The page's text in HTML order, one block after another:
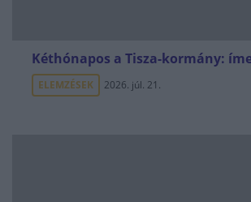
Kéthónapos a Tisza-kormány:
ELEMZÉSEK 2026. júl. 21.